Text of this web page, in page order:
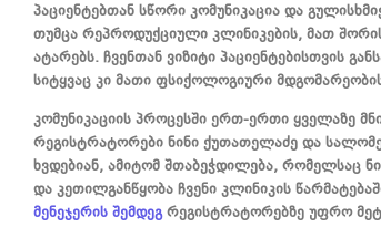
პაციენტებთან სწორი კომუნიკაცია და
თუმცა რეპროდუქციული კლინიკების, მათ
ატარებს. ჩვენთან ვიზიტი პაციენტებისთვის
სიტყვაც კი მათი ფსიქოლოგიური
კომუნიკაციის პროცესში ერთ-ერთი ყველაზე
რეგისტრატორები ნინი ქუთათელაძე და
ხვდებიან, ამიტომ შთაბეჭდილება, რომელსაც
და კეთილგანწყობა ჩვენი კლინიკის
მენეჯერის შემდეგრეგისტრატორებზე უფრო